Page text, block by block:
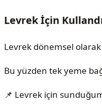
Levrek İçin
Levrek dönemsel
Bu yüzden tek yeme
📌 Levrek için